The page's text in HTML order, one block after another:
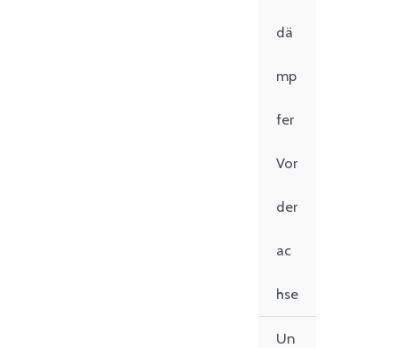
dä
mp
fer
Vor
der
ac
hse
Un